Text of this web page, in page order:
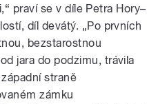
praví se v díle Petra Hory–
díl devátý. „Po prvních
bezstarostnou
jara do podzimu, trávila
straně
zámku